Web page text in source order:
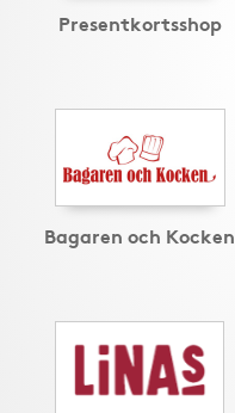
Presentkortsshop
Bagaren och Kocken